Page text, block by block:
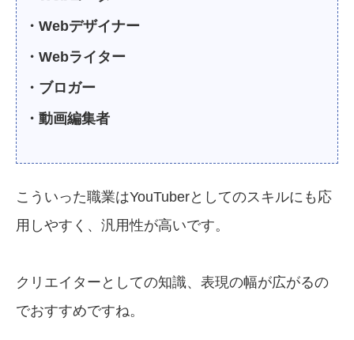
・Webデザイナー
・Webライター
・ブロガー
・動画編集者
こういった職業はYouTuberとしてのスキルにも応
用しやすく、汎用性が高いです。
クリエイターとしての知識、表現の幅が広がるの
でおすすめですね。